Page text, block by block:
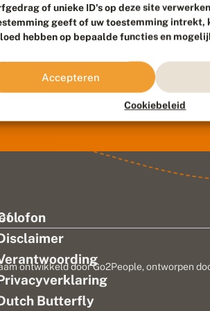
of unieke ID's op deze site
geeft of uw toestemming intrekt,
hebben op bepaalde functies en
Accepteren
Cookiebeleid
Butterfly
ontwikkeld doorGo2People, ontworpen